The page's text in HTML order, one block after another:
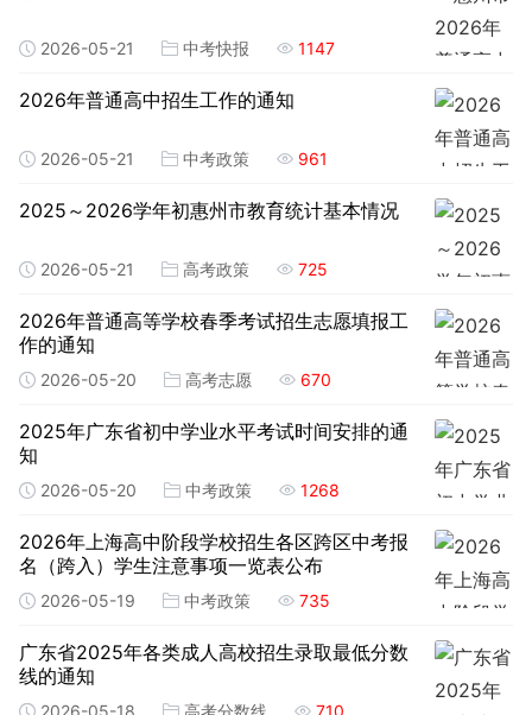
2026-05-21 中考快报 1147
2026年普通高中招生工作的通知
2026-05-21 中考政策 961
2025～2026学年初惠州市教育统计基本情况
2026-05-21 高考政策 725
2026年普通高等学校春季考试招生志愿填报工
作的通知
2026-05-20 高考志愿 670
2025年广东省初中学业水平考试时间安排的通
知
2026-05-20 中考政策 1268
2026年上海高中阶段学校招生各区跨区中考报
名（跨入）学生注意事项一览表公布
2026-05-19 中考政策 735
广东省2025年各类成人高校招生录取最低分数
线的通知
2026-05-18 高考分数线 710